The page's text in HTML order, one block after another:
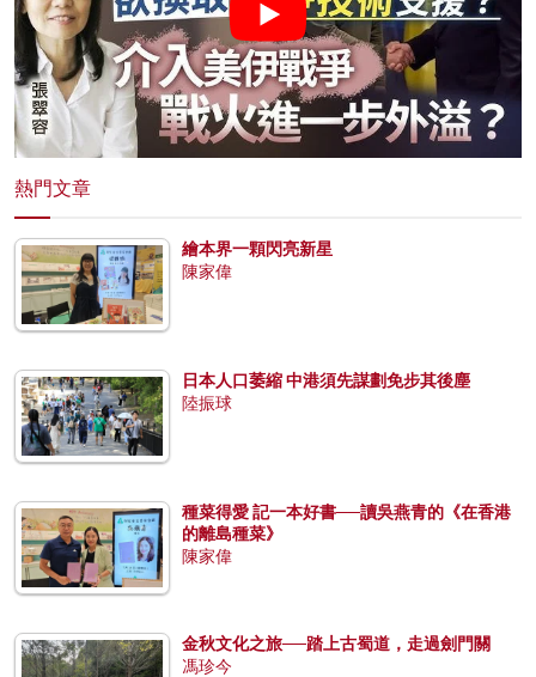
熱門文章
繪本界一顆閃亮新星
陳家偉
日本人口萎縮 中港須先謀劃免步其後塵
陸振球
種菜得愛 記一本好書──讀吳燕青的《在香港
的離島種菜》
陳家偉
金秋文化之旅──踏上古蜀道，走過劍門關
馮珍今